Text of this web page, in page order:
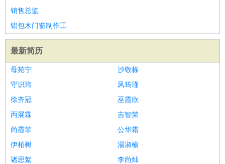
销售总监
铝包木门窗制作工
最新简历
母苑宁
沙敬栋
守识玮
风筠瑾
徐齐冠
巫霞欣
丙展霖
吉智荣
尚霞菲
公华霜
伊柏树
湯淑榆
诸思絮
李尚灿